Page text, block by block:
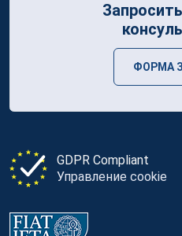
GDPR Compliant
Управление cookie
ФОРМА